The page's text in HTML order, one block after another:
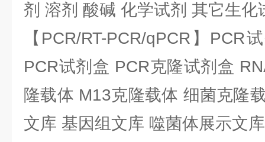
剂 溶剂 酸碱 化学试剂 其它生化
【PCR/RT-PCR/qPCR】PCR
PCR试剂盒 PCR克隆试剂盒
隆载体 M13克隆载体 细菌克隆
文库 基因组文库 噬菌体展示文库